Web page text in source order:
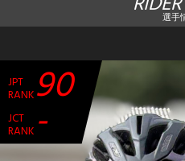
チー
競技
選手
JPT
RANK90
JCT
RANK -